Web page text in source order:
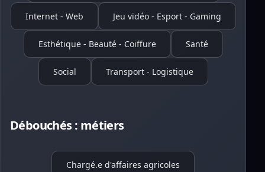
Internet - Web Jeu vidéo - Esport - Gaming
Esthétique - Beauté - Coiffure Santé
Social Transport - Logistique
Débouchés : métiers
Chargé.e d'affaires agricoles